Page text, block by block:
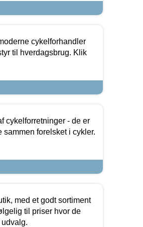
cykelforhandler
til hverdagsbrug. Klik
cykelforretninger - de er
forelsket i cykler.
med et godt sortiment
til priser hvor de